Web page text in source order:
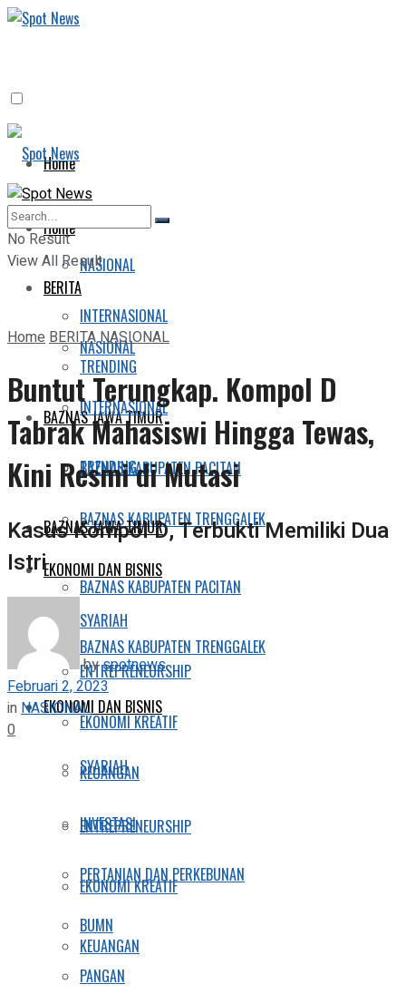
Home
BERITA
NASIONAL
INTERNASIONAL
TRENDING
BAZNAS JAWA TIMUR
BAZNAS KABUPATEN PACITAN
BAZNAS KABUPATEN TRENGGALEK
EKONOMI DAN BISNIS
SYARIAH
ENTREPRENEURSHIP
EKONOMI KREATIF
KEUANGAN
INVESTASI
PERTANIAN DAN PERKEBUNAN
BUMN
PANGAN
Home
BERITA
NASIONAL
INTERNASIONAL
TRENDING
BAZNAS JAWA TIMUR
BAZNAS KABUPATEN PACITAN
BAZNAS KABUPATEN TRENGGALEK
EKONOMI DAN BISNIS
SYARIAH
ENTREPRENEURSHIP
EKONOMI KREATIF
KEUANGAN
No Result
View All Result
HomeBERITANASIONAL
Buntut Terungkap. Kompol D
Tabrak Mahasiswi Hingga Tewas,
Kini Resmi di Mutasi
Kasus Kompol D, Terbukti Memiliki Dua
Istri
byspotnews
Februari 2, 2023
in NASIONAL
0